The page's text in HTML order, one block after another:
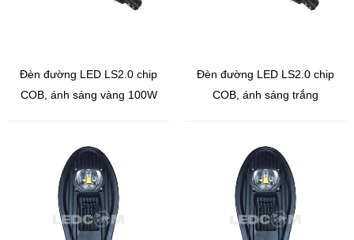
Đèn đường LED LS2.0 chip
COB, ánh sáng vàng 100W
Đèn đường LED LS2.0 chip
COB, ánh sáng trắng